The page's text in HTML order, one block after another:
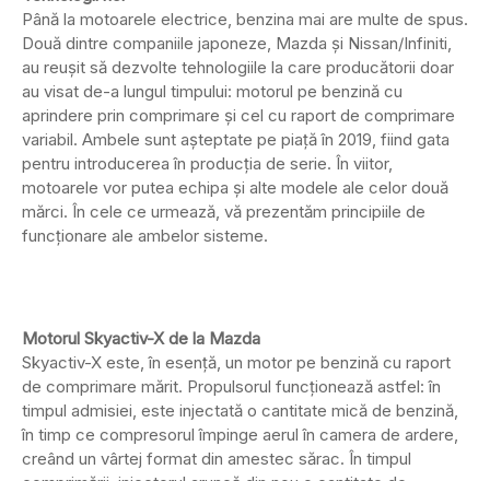
Până la motoarele electrice, benzina mai are multe de spus.
Două dintre companiile japoneze, Mazda și Nissan/Infiniti,
au reușit să dezvolte tehnologiile la care producătorii doar
au visat de-a lungul timpului: motorul pe benzină cu
aprindere prin comprimare și cel cu raport de comprimare
variabil. Ambele sunt așteptate pe piață în 2019, fiind gata
pentru introducerea în producția de serie. În viitor,
motoarele vor putea echipa și alte modele ale celor două
mărci. În cele ce urmează, vă prezentăm principiile de
funcționare ale ambelor sisteme.
Motorul Skyactiv-X de la Mazda
Skyactiv-X este, în esență, un motor pe benzină cu raport
de comprimare mărit. Propulsorul funcționează astfel: în
timpul admisiei, este injectată o cantitate mică de benzină,
în timp ce compresorul împinge aerul în camera de ardere,
creând un vârtej format din amestec sărac. În timpul